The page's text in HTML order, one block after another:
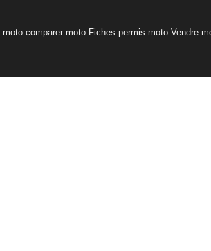
moto comparer moto Fiches permis moto Vendre